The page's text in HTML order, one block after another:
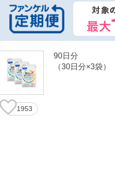
90日分
（30日分×3袋）
1953